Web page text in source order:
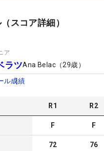
スコア詳細）
ア
ラツAna Belac （29歳）
ル成績
R1 R2
F F
72 76